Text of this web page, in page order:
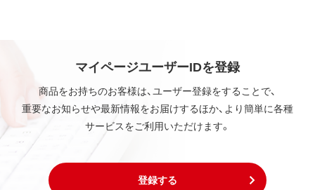
マイページユーザーIDを登録
商品をお持ちのお客様は、ユーザー登録をすることで、
重要なお知らせや最新情報をお届けするほか、より簡単に各種
サービスをご利用いただけます。
登録する